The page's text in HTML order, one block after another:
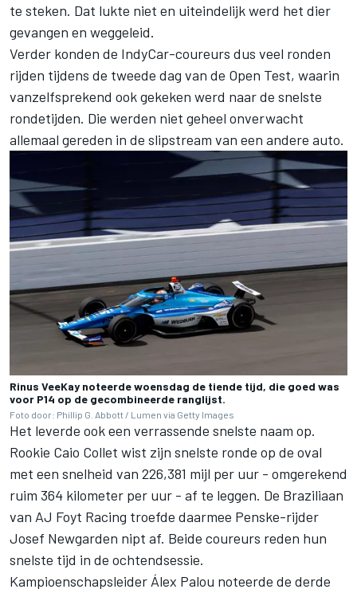
te steken. Dat lukte niet en uiteindelijk werd het dier
gevangen en weggeleid.
Verder konden de IndyCar-coureurs dus veel ronden
rijden tijdens de tweede dag van de Open Test, waarin
vanzelfsprekend ook gekeken werd naar de snelste
rondetijden. Die werden niet geheel onverwacht
allemaal gereden in de slipstream van een andere auto.
Rinus VeeKay noteerde woensdag de tiende tijd, die goed was
voor P14 op de gecombineerde ranglijst.
Foto door: Phillip G. Abbott / Lumen via Getty Images
Het leverde ook een verrassende snelste naam op.
Rookie Caio Collet wist zijn snelste ronde op de oval
met een snelheid van 226,381 mijl per uur - omgerekend
ruim 364 kilometer per uur - af te leggen. De Braziliaan
van AJ Foyt Racing troefde daarmee Penske-rijder
Josef Newgarden nipt af. Beide coureurs reden hun
snelste tijd in de ochtendsessie.
Kampioenschapsleider Álex Palou noteerde de derde